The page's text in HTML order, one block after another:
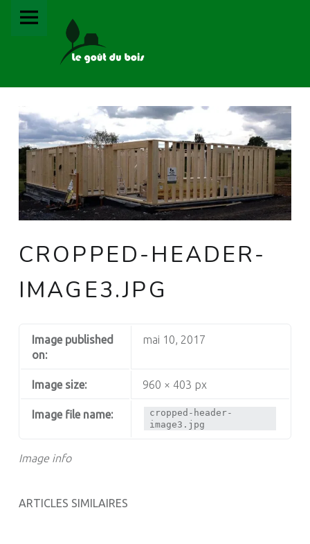
CROPPED-HEADER-IMAGE3.JPG – LE GOÛT DU BOIS
PRIMARY MENU
CROPPED-HEADER-
IMAGE3.JPG
Image info
Image published
on:
mai 10, 2017
Image size: 960 × 403 px
Image file name:
cropped-header-
image3.jpg
ARTICLES SIMILAIRES